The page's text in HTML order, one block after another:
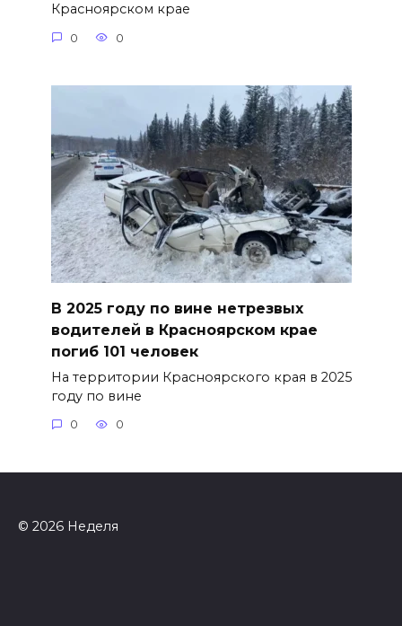
Красноярском крае
0 0
В 2025 году по вине нетрезвых
водителей в Красноярском крае
погиб 101 человек
На территории Красноярского края в 2025
году по вине
0 0
© 2026 Неделя